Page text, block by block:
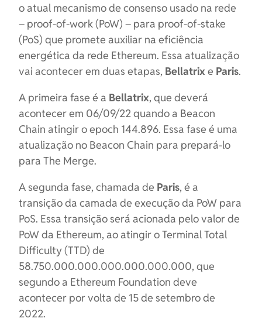
o atual mecanismo de consenso usado na rede
– proof-of-work (PoW) – para proof-of-stake
(PoS) que promete auxiliar na eficiência
energética da rede Ethereum. Essa atualização
vai acontecer em duas etapas, Bellatrixe Paris.
A primeira fase é a Bellatrix, que deverá
acontecer em 06/09/22 quando a Beacon
Chain atingir o epoch 144.896. Essa fase é uma
atualização no Beacon Chain para prepará-lo
para The Merge.
A segunda fase, chamada de Paris, é a
transição da camada de execução da PoW para
PoS. Essa transição será acionada pelo valor de
PoW da Ethereum, ao atingir o Terminal Total
Difficulty (TTD) de
58.750.000.000.000.000.000.000, que
segundo a Ethereum Foundation deve
acontecer por volta de 15 de setembro de
2022.